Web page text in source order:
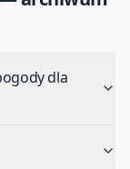
dla